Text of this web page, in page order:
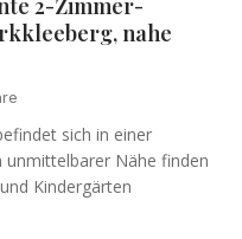
nahe
sich in einer
unmittelbarer Nähe finden
Kindergärten